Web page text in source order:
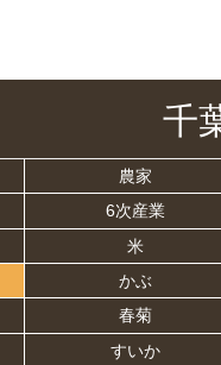
千
農家
6次産業
米
かぶ
春菊
すいか